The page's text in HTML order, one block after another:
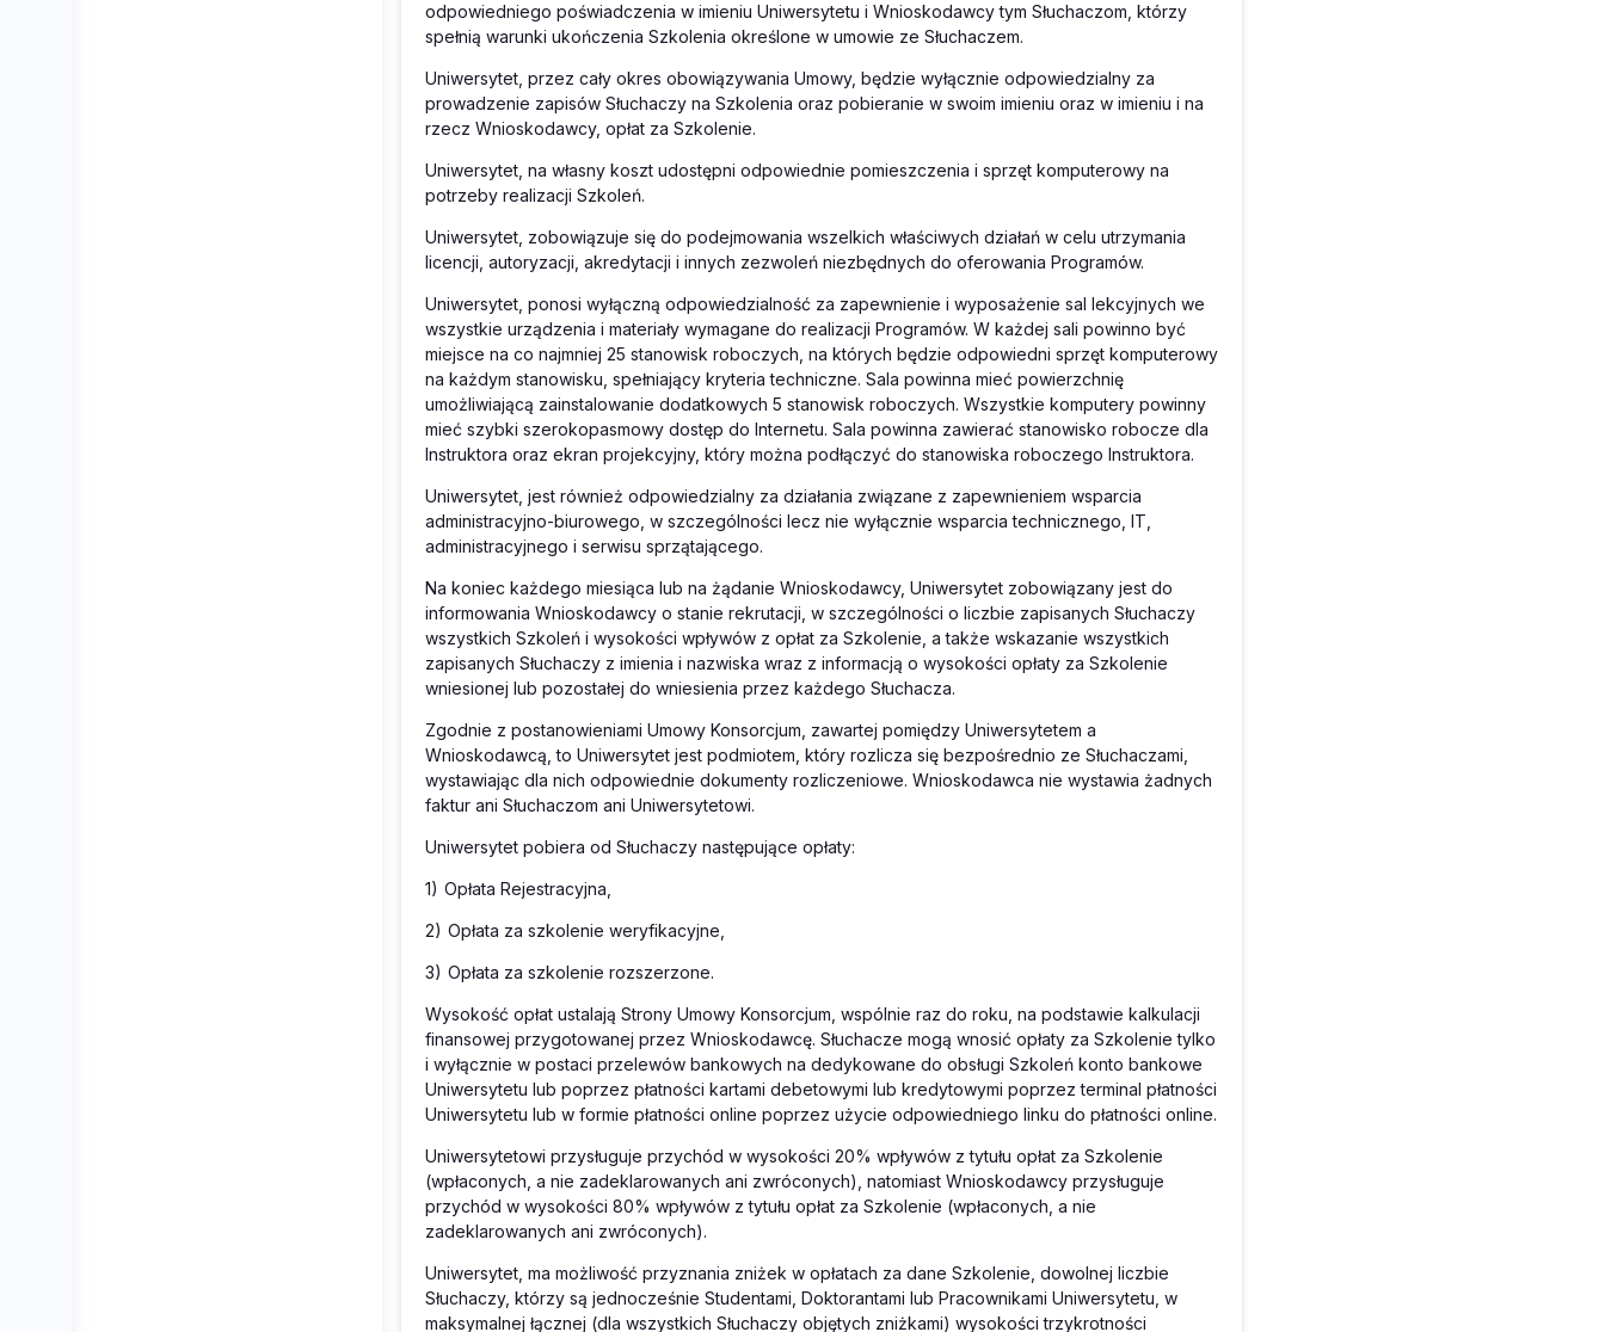
odpowiedniego poświadczenia w imieniu Uniwersytetu i Wnioskodawcy tym Słuchaczom, którzy
spełnią warunki ukończenia Szkolenia określone w umowie ze Słuchaczem.
Uniwersytet, przez cały okres obowiązywania Umowy, będzie wyłącznie odpowiedzialny za
prowadzenie zapisów Słuchaczy na Szkolenia oraz pobieranie w swoim imieniu oraz w imieniu i na
rzecz Wnioskodawcy, opłat za Szkolenie.
Uniwersytet, na własny koszt udostępni odpowiednie pomieszczenia i sprzęt komputerowy na
potrzeby realizacji Szkoleń.
Uniwersytet, zobowiązuje się do podejmowania wszelkich właściwych działań w celu utrzymania
licencji, autoryzacji, akredytacji i innych zezwoleń niezbędnych do oferowania Programów.
Uniwersytet, ponosi wyłączną odpowiedzialność za zapewnienie i wyposażenie sal lekcyjnych we
wszystkie urządzenia i materiały wymagane do realizacji Programów. W każdej sali powinno być
miejsce na co najmniej 25 stanowisk roboczych, na których będzie odpowiedni sprzęt komputerowy
na każdym stanowisku, spełniający kryteria techniczne. Sala powinna mieć powierzchnię
umożliwiającą zainstalowanie dodatkowych 5 stanowisk roboczych. Wszystkie komputery powinny
mieć szybki szerokopasmowy dostęp do Internetu. Sala powinna zawierać stanowisko robocze dla
Instruktora oraz ekran projekcyjny, który można podłączyć do stanowiska roboczego Instruktora.
Uniwersytet, jest również odpowiedzialny za działania związane z zapewnieniem wsparcia
administracyjno-biurowego, w szczególności lecz nie wyłącznie wsparcia technicznego, IT,
administracyjnego i serwisu sprzątającego.
Na koniec każdego miesiąca lub na żądanie Wnioskodawcy, Uniwersytet zobowiązany jest do
informowania Wnioskodawcy o stanie rekrutacji, w szczególności o liczbie zapisanych Słuchaczy
wszystkich Szkoleń i wysokości wpływów z opłat za Szkolenie, a także wskazanie wszystkich
zapisanych Słuchaczy z imienia i nazwiska wraz z informacją o wysokości opłaty za Szkolenie
wniesionej lub pozostałej do wniesienia przez każdego Słuchacza.
Zgodnie z postanowieniami Umowy Konsorcjum, zawartej pomiędzy Uniwersytetem a
Wnioskodawcą, to Uniwersytet jest podmiotem, który rozlicza się bezpośrednio ze Słuchaczami,
wystawiając dla nich odpowiednie dokumenty rozliczeniowe. Wnioskodawca nie wystawia żadnych
faktur ani Słuchaczom ani Uniwersytetowi.
Uniwersytet pobiera od Słuchaczy następujące opłaty:
1) Opłata Rejestracyjna,
2) Opłata za szkolenie weryfikacyjne,
3) Opłata za szkolenie rozszerzone.
Wysokość opłat ustalają Strony Umowy Konsorcjum, wspólnie raz do roku, na podstawie kalkulacji
finansowej przygotowanej przez Wnioskodawcę. Słuchacze mogą wnosić opłaty za Szkolenie tylko
i wyłącznie w postaci przelewów bankowych na dedykowane do obsługi Szkoleń konto bankowe
Uniwersytetu lub poprzez płatności kartami debetowymi lub kredytowymi poprzez terminal płatności
Uniwersytetu lub w formie płatności online poprzez użycie odpowiedniego linku do płatności online.
Uniwersytetowi przysługuje przychód w wysokości 20% wpływów z tytułu opłat za Szkolenie
(wpłaconych, a nie zadeklarowanych ani zwróconych), natomiast Wnioskodawcy przysługuje
przychód w wysokości 80% wpływów z tytułu opłat za Szkolenie (wpłaconych, a nie
zadeklarowanych ani zwróconych).
Uniwersytet, ma możliwość przyznania zniżek w opłatach za dane Szkolenie, dowolnej liczbie
Słuchaczy, którzy są jednocześnie Studentami, Doktorantami lub Pracownikami Uniwersytetu, w
maksymalnej łącznej (dla wszystkich Słuchaczy objętych zniżkami) wysokości trzykrotności